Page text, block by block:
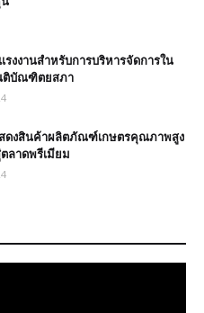
งงานสำหรับการบริหารจัดการใน
ติบัณฑิตยสภา
ดงสินค้าผลิตภัณฑ์เกษตรคุณภาพสูง
ลาดพรีเมียม